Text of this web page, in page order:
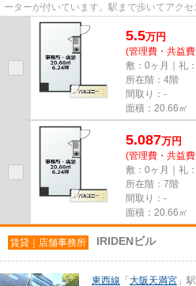
ーターが付いています。駅まで歩いてアク
る物件です。
5.5万円
(管理費・共益
敷：0ヶ月｜礼
所在階：4階
間取り：-
面積：20.66㎡
5.087万円
(管理費・共益
敷：0ヶ月｜礼
所在階：7階
間取り：-
面積：20.66㎡
賃貸｜店舗事務所 IRIDENビル
東西線 「 大阪天満宮 」